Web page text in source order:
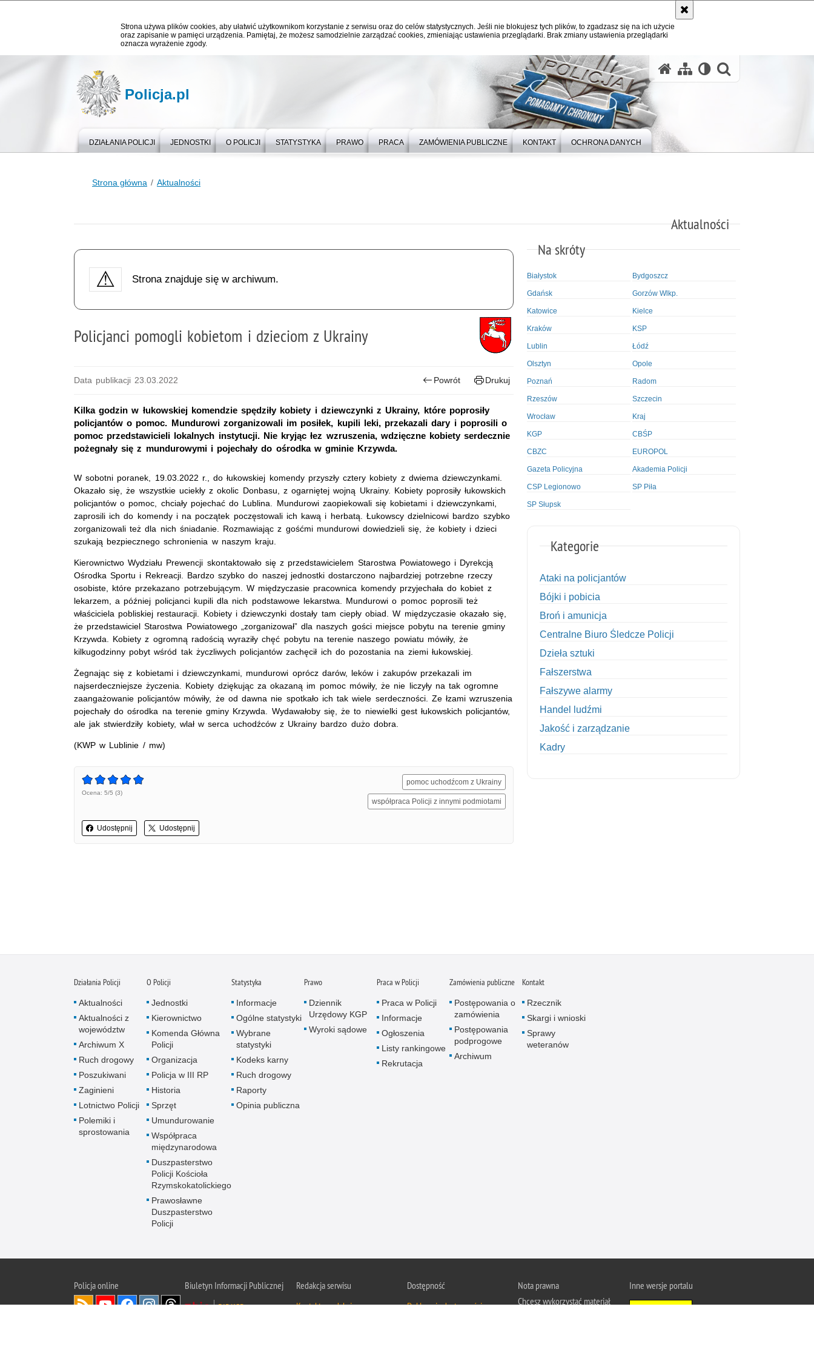
Strona używa plików cookies, aby ułatwić użytkownikom korzystanie z serwisu oraz do celów statystycznych. Jeśli nie blokujesz tych plików, to zgadzasz się na ich użycie
oraz zapisanie w pamięci urządzenia. Pamiętaj, że możesz samodzielnie zarządzać cookies, zmieniając ustawienia przeglądarki. Brak zmiany ustawienia przeglądarki
oznacza wyrażenie zgody.
Policja.pl
DZIAŁANIA POLICJI JEDNOSTKI O POLICJI STATYSTYKA PRAWO PRACA ZAMÓWIENIA PUBLICZNE KONTAKT OCHRONA DANYCH
Strona główna Aktualności
Aktualności
Strona znajduje się w archiwum.
Policjanci pomogli kobietom i dzieciom z Ukrainy
Data publikacji 23.03.2022 Powrót Drukuj
Kilka godzin w łukowskiej komendzie spędziły kobiety i dziewczynki z Ukrainy, które poprosiły
policjantów o pomoc. Mundurowi zorganizowali im posiłek, kupili leki, przekazali dary i poprosili o
pomoc przedstawicieli lokalnych instytucji. Nie kryjąc łez wzruszenia, wdzięczne kobiety serdecznie
pożegnały się z mundurowymi i pojechały do ośrodka w gminie Krzywda.
W sobotni poranek, 19.03.2022 r., do łukowskiej komendy przyszły cztery kobiety z dwiema dziewczynkami.
Okazało się, że wszystkie uciekły z okolic Donbasu, z ogarniętej wojną Ukrainy. Kobiety poprosiły łukowskich
policjantów o pomoc, chciały pojechać do Lublina. Mundurowi zaopiekowali się kobietami i dziewczynkami,
zaprosili ich do komendy i na początek poczęstowali ich kawą i herbatą. Łukowscy dzielnicowi bardzo szybko
zorganizowali też dla nich śniadanie. Rozmawiając z gośćmi mundurowi dowiedzieli się, że kobiety i dzieci
szukają bezpiecznego schronienia w naszym kraju.
Kierownictwo Wydziału Prewencji skontaktowało się z przedstawicielem Starostwa Powiatowego i Dyrekcją
Ośrodka Sportu i Rekreacji. Bardzo szybko do naszej jednostki dostarczono najbardziej potrzebne rzeczy
osobiste, które przekazano potrzebującym. W międzyczasie pracownica komendy przyjechała do kobiet z
lekarzem, a później policjanci kupili dla nich podstawowe lekarstwa. Mundurowi o pomoc poprosili też
właściciela pobliskiej restauracji. Kobiety i dziewczynki dostały tam ciepły obiad. W międzyczasie okazało się,
że przedstawiciel Starostwa Powiatowego „zorganizował” dla naszych gości miejsce pobytu na terenie gminy
Krzywda. Kobiety z ogromną radością wyraziły chęć pobytu na terenie naszego powiatu mówiły, że
kilkugodzinny pobyt wśród tak życzliwych policjantów zachęcił ich do pozostania na ziemi łukowskiej.
Żegnając się z kobietami i dziewczynkami, mundurowi oprócz darów, leków i zakupów przekazali im
najserdeczniejsze życzenia. Kobiety dziękując za okazaną im pomoc mówiły, że nie liczyły na tak ogromne
zaangażowanie policjantów mówiły, że od dawna nie spotkało ich tak wiele serdeczności. Ze łzami wzruszenia
pojechały do ośrodka na terenie gminy Krzywda. Wydawałoby się, że to niewielki gest łukowskich policjantów,
ale jak stwierdziły kobiety, wlał w serca uchodźców z Ukrainy bardzo dużo dobra.
(KWP w Lublinie / mw)
Ocena: 5/5 (3)
Udostępnij Udostępnij
pomoc uchodźcom z Ukrainy
współpraca Policji z innymi podmiotami
Na skróty
Białystok Bydgoszcz
Gdańsk Gorzów Wlkp.
Katowice Kielce
Kraków KSP
Lublin Łódź
Olsztyn Opole
Poznań Radom
Rzeszów Szczecin
Wrocław Kraj
KGP CBŚP
CBZC EUROPOL
Gazeta Policyjna Akademia Policji
CSP Legionowo SP Piła
SP Słupsk
Kategorie
Ataki na policjantów
Bójki i pobicia
Broń i amunicja
Centralne Biuro Śledcze Policji
Dzieła sztuki
Fałszerstwa
Fałszywe alarmy
Handel ludźmi
Jakość i zarządzanie
Kadry
Niszczenie mienia
Porwania
Działania Policji
Aktualności
Aktualności z
województw
Archiwum X
Ruch drogowy
Poszukiwani
Zaginieni
Lotnictwo Policji
Polemiki i
sprostowania
O Policji
Jednostki
Kierownictwo
Komenda Główna
Policji
Organizacja
Policja w III RP
Historia
Sprzęt
Umundurowanie
Współpraca
międzynarodowa
Duszpasterstwo
Policji Kościoła
Rzymskokatolickiego
Prawosławne
Duszpasterstwo
Policji
Statystyka
Informacje
Ogólne statystyki
Wybrane
statystyki
Kodeks karny
Ruch drogowy
Raporty
Opinia publiczna
Prawo
Dziennik
Urzędowy KGP
Wyroki sądowe
Praca w Policji
Praca w Policji
Informacje
Ogłoszenia
Listy rankingowe
Rekrutacja
Zamówienia publiczne
Postępowania o
zamówienia
Postępowania
podprogowe
Archiwum
Kontakt
Rzecznik
Skargi i wnioski
Sprawy
weteranów
Policjaonline
Biuletyn Informacji Publicznej
BIP KGP
Redakcja serwisu
Kontakt z redakcją
Dostępność
Deklaracja dostępności
Nota prawna
Chcesz wykorzystać materiał
Inne wersje portalu